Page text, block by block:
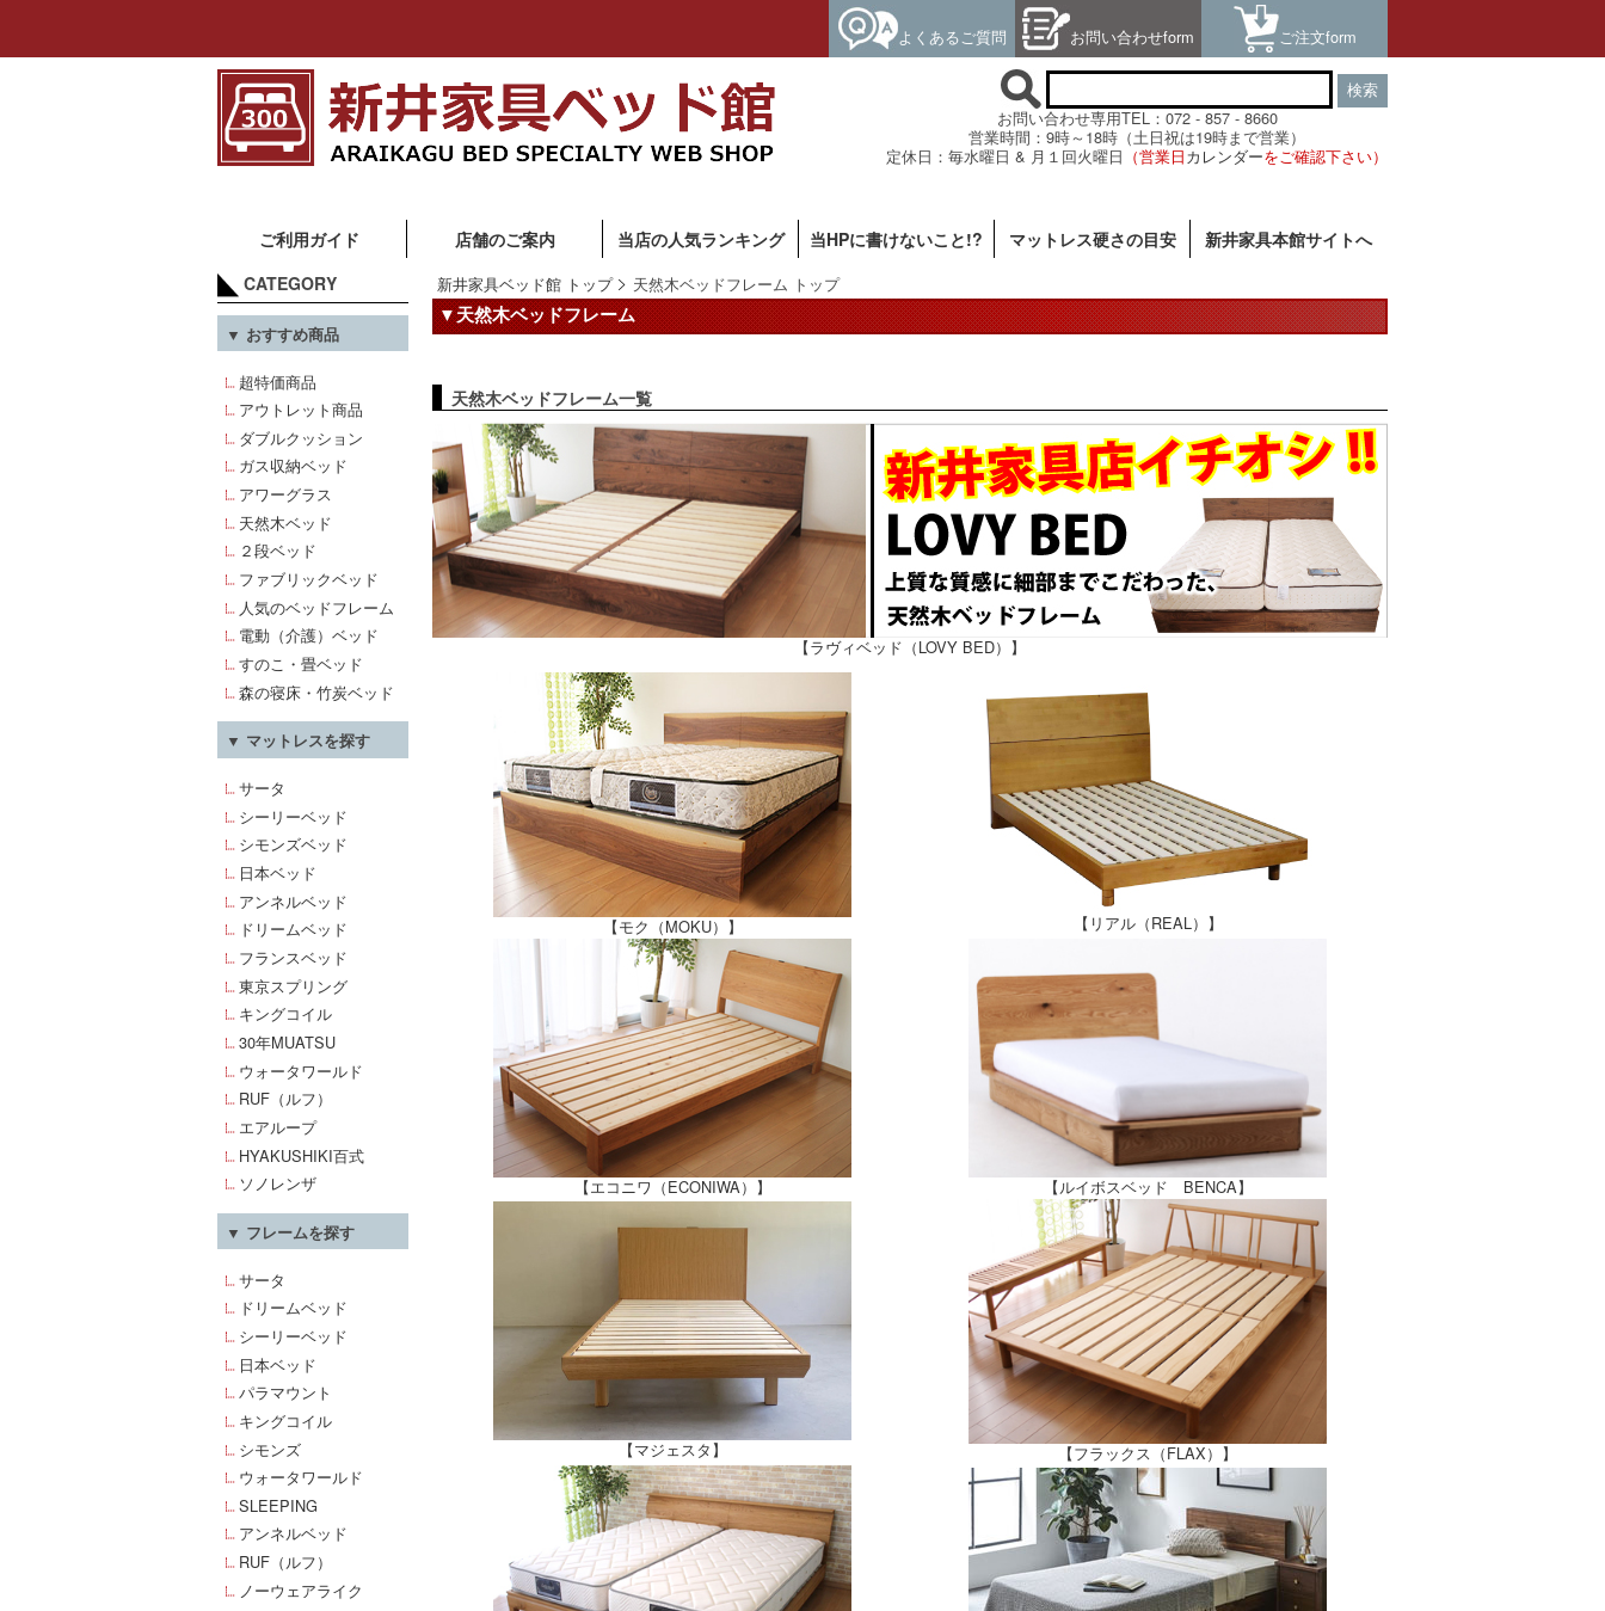
よくあるご質問 お問い合わせform ご注文form
検索
お問い合わせ専用TEL：072 - 857 - 8660
営業時間：9時～18時（土日祝は19時まで営業）
定休日：毎水曜日 & 月１回火曜日 （営業日カレンダーをご確認下さい）
ご利用ガイド 店舗のご案内 当店の人気ランキング 当HPに書けないこと!? マットレス硬さの目安
新井家具本館サイトへ
CATEGORY
▼ おすすめ商品
超特価商品
アウトレット商品
ダブルクッション
ガス収納ベッド
アワーグラス
天然木ベッド
２段ベッド
ファブリックベッド
人気のベッドフレーム
電動（介護）ベッド
すのこ・畳ベッド
森の寝床・竹炭ベッド
▼ マットレスを探す
サータ
シーリーベッド
シモンズベッド
日本ベッド
アンネルベッド
ドリームベッド
フランスベッド
東京スプリング
キングコイル
30年MUATSU
ウォータワールド
RUF（ルフ）
エアループ
HYAKUSHIKI百式
ソノレンザ
▼ フレームを探す
サータ
ドリームベッド
シーリーベッド
日本ベッド
パラマウント
キングコイル
シモンズ
ウォータワールド
SLEEPING
アンネルベッド
RUF（ルフ）
ノーウェアライク
新井家具ベッド館 トップ 天然木ベッドフレーム トップ
▼天然木ベッドフレーム
天然木ベッドフレーム一覧
【ラヴィベッド（LOVY BED）】
【モク（MOKU）】 【リアル（REAL）】
【エコニワ（ECONIWA）】 【ルイボスベッド BENCA】
【マジェスタ】 【フラックス（FLAX）】